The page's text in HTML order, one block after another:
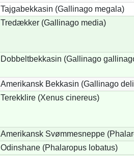
Tajgabekkasin (Gallinago megala)
Tredækker (Gallinago media)
Dobbeltbekkasin (Gallinago
Amerikansk Bekkasin (Gallinago
Terekklire (Xenus cinereus)
Amerikansk Svømmesneppe
Odinshane (Phalaropus lobatus)